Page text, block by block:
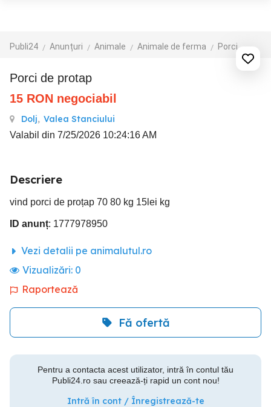
Publi24 Anunțuri Animale Animale de ferma Porci
porci de protap
15 RON negociabil
Dolj, Valea Stanciului
Valabil din 7/25/2026 10:24:16 AM
Descriere
vind porci de proțap 70 80 kg 15lei kg
ID anunț: 1777978950
Vezi detalii pe animalutul.ro
Vizualizări: 0
Raportează
Fă ofertă
Pentru a contacta acest utilizator, intră în contul tău
Publi24.ro sau creează-ți rapid un cont nou!
Intră în cont / Înregistrează-te